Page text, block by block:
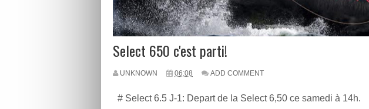
Select 650 c'est parti!
UNKNOWN 06:08 ADD COMMENT
#‎ Select‬ 6.5 J-1: Depart de la Select 6,50 ce samedi à 14h.